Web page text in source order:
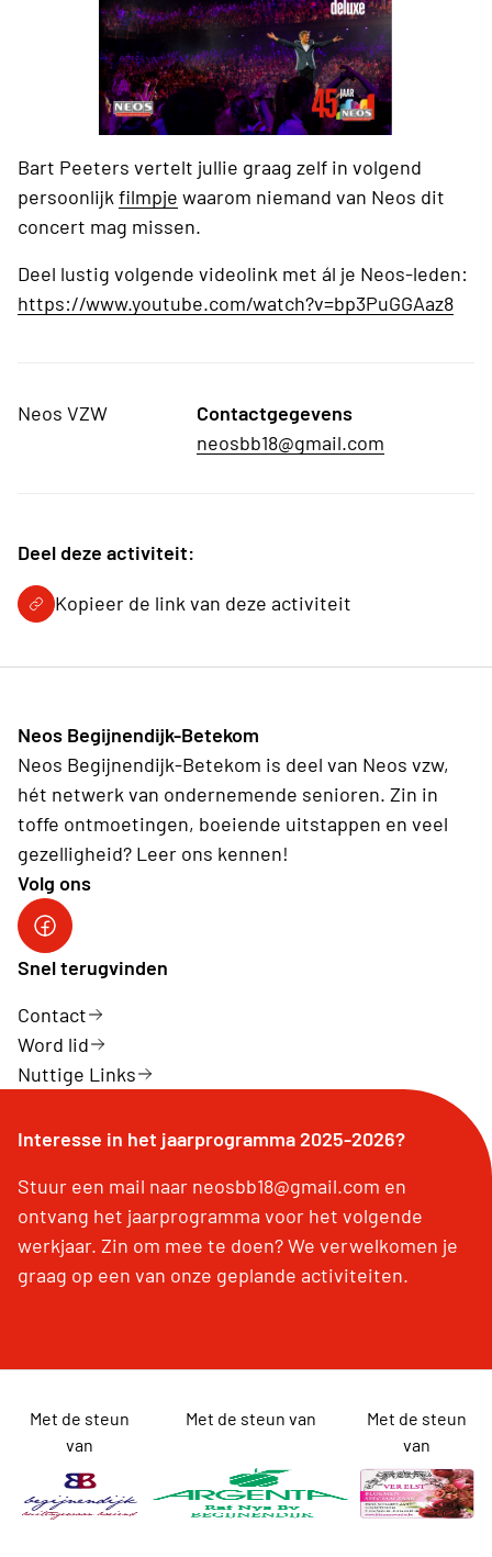
Bart Peeters vertelt jullie graag zelf in volgend
persoonlijk filmpje waarom niemand van Neos dit
concert mag missen.
Deel lustig volgende videolink met ál je Neos-leden:
https://www.youtube.com/watch?v=bp3PuGGAaz8
Neos VZW
Contactgegevens
neosbb18@gmail.com
Deel deze activiteit:
Kopieer de link van deze activiteit
Neos Begijnendijk-Betekom
Neos Begijnendijk-Betekom is deel van Neos vzw,
hét netwerk van ondernemende senioren. Zin in
toffe ontmoetingen, boeiende uitstappen en veel
gezelligheid? Leer ons kennen!
Volg ons
facebookgroep
Snel terugvinden
Contact
Word lid
Nuttige Links
Interesse in het jaarprogramma 2025-2026?
Stuur een mail naar neosbb18@gmail.com en
ontvang het jaarprogramma voor het volgende
werkjaar. Zin om mee te doen? We verwelkomen je
graag op een van onze geplande activiteiten.
Met de steun
van
Met de steun van
Met de steun
van